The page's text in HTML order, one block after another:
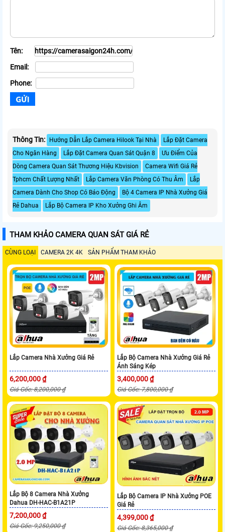
Tên:
Email:
Phone:
Thông Tin: Hướng Dẫn Lắp Camera Hilook Tại Nhà
Lắp Đặt Camera
Cho Ngân Hàng
Lắp Đặt Camera Quan Sát Quận 8
Ưu Điểm Của
Dòng Camera Quan Sát Thương Hiệu Kbvision
Camera Wifi Giá Rẻ
Tphcm Chất Lượng Nhất
Lắp Camera Văn Phòng Có Thu Âm
Lắp
Camera Dành Cho Shop Có Báo Động
Bộ 4 Camera IP Nhà Xưởng Giá
Rẻ Dahua
Lắp Bộ Camera IP Kho Xưởng Ghi Âm
THAM KHẢO CAMERA QUAN SÁT GIÁ RẺ
CÙNG LOẠI CAMERA 2K 4K SẢN PHẨM THAM KHẢO
Lắp Camera Nhà Xưởng Giá Rẻ
6,200,000 ₫
Giá Gốc: 8,200,000 ₫
Lắp Bộ Camera Nhà Xưởng Giá Rẻ
Ánh Sáng Kép
3,400,000 ₫
Giá Gốc: 7,800,000 ₫
Lắp Bộ 8 Camera Nhà Xưởng
Dahua DH-HAC-B1A21P
7,200,000 ₫
Giá Gốc: 9,250,000 ₫
Lắp Bộ Camera IP Nhà Xưởng POE
Giá Rẻ
4,399,000 ₫
Giá Gốc: 8,365,000 ₫